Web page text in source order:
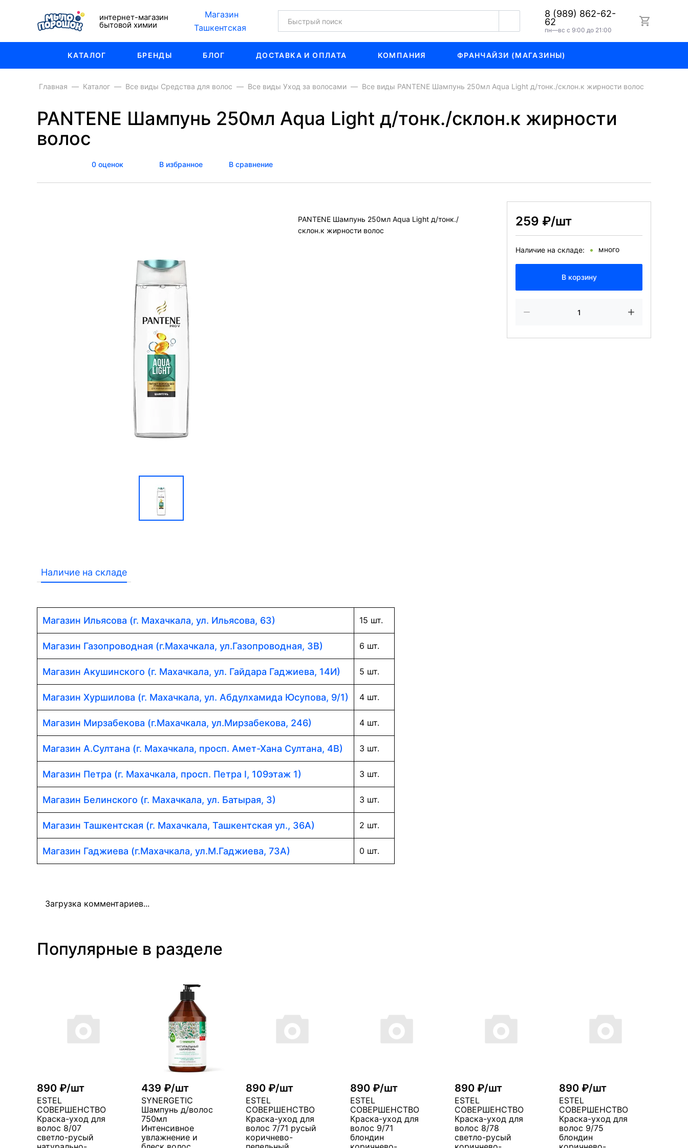
интернет-магазин
бытовой химии
Магазин
Ташкентская
8 (989) 862-62-
62
пн—вс с 9:00 до 21:00
КАТАЛОГ БРЕНДЫ БЛОГ ДОСТАВКА И ОПЛАТА КОМПАНИЯ ФРАНЧАЙЗИ (МАГАЗИНЫ)
Главная Каталог Все виды Средства для волос Все виды Уход за волосами Все виды PANTENE Шампунь 250мл Aqua Light д/тонк./склон.к жирности волос
PANTENE Шампунь 250мл Aqua Light д/тонк./склон.к жирности
волос
0 оценок В избранное В сравнение
PANTENE Шампунь 250мл Aqua Light д/тонк./
склон.к жирности волос
259 ₽/шт
Наличие на складе: много
В корзину
Наличие на складе
Магазин Ильясова (г. Махачкала, ул. Ильясова, 63) 15 шт.
Магазин Газопроводная (г.Махачкала, ул.Газопроводная, 3В) 6 шт.
Магазин Акушинского (г. Махачкала, ул. Гайдара Гаджиева, 14И) 5 шт.
Магазин Хуршилова (г. Махачкала, ул. Абдулхамида Юсупова, 9/1) 4 шт.
Магазин Мирзабекова (г.Махачкала, ул.Мирзабекова, 246) 4 шт.
Магазин А.Султана (г. Махачкала, просп. Амет-Хана Султана, 4В) 3 шт.
Магазин Петра (г. Махачкала, просп. Петра I, 109этаж 1) 3 шт.
Магазин Белинского (г. Махачкала, ул. Батырая, 3) 3 шт.
Магазин Ташкентская (г. Махачкала, Ташкентская ул., 36А) 2 шт.
Магазин Гаджиева (г.Махачкала, ул.М.Гаджиева, 73А) 0 шт.
Загрузка комментариев...
Популярные в разделе
890 ₽/шт
ESTEL
СОВЕРШЕНСТВО
Краска-уход для
волос 8/07
светло-русый
439 ₽/шт
SYNERGETIC
Шампунь д/волос
750мл
Интенсивное
увлажнение и
890 ₽/шт
ESTEL
СОВЕРШЕНСТВО
Краска-уход для
волос 7/71 русый
коричнево-
890 ₽/шт
ESTEL
СОВЕРШЕНСТВО
Краска-уход для
волос 9/71
блондин
890 ₽/шт
ESTEL
СОВЕРШЕНСТВО
Краска-уход для
волос 8/78
светло-русый
890 ₽/шт
ESTEL
СОВЕРШЕНСТВО
Краска-уход для
волос 9/75
блондин